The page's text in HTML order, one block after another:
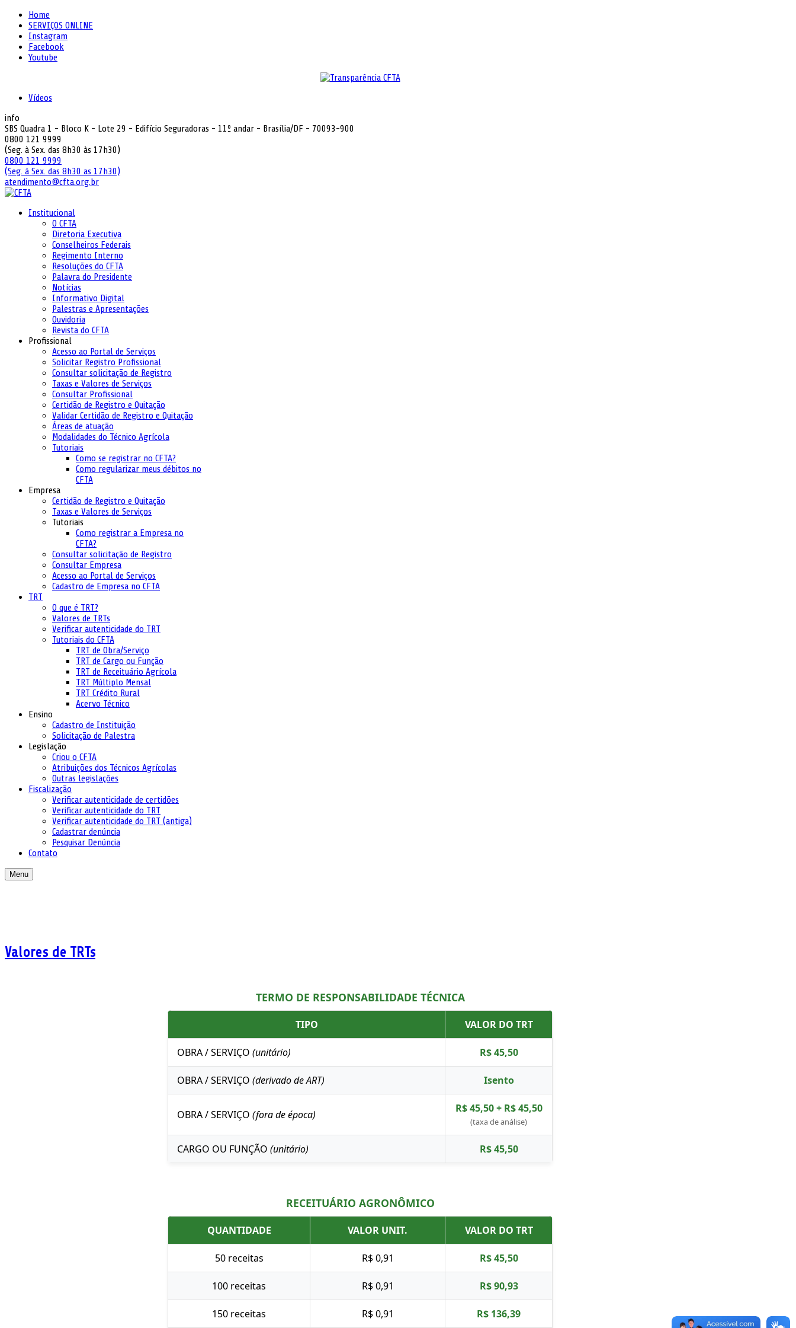
Home
SERVIÇOS ONLINE
Instagram
Facebook
Youtube
Vídeos
info
SBS Quadra 1 - Bloco K - Lote 29 - Edifício Seguradoras - 11º andar - Brasília/DF - 70093-900
0800 121 9999
(Seg. à Sex. das 8h30 às 17h30)
0800 121 9999
(Seg. à Sex. das 8h30 as 17h30)
atendimento@cfta.org.br
Institucional
O CFTA
Diretoria Executiva
Conselheiros Federais
Regimento Interno
Resoluções do CFTA
Palavra do Presidente
Notícias
Informativo Digital
Palestras e Apresentações
Ouvidoria
Revista do CFTA
Profissional
Acesso ao Portal de Serviços
Solicitar Registro Profissional
Consultar solicitação de Registro
Taxas e Valores de Serviços
Consultar Profissional
Certidão de Registro e Quitação
Validar Certidão de Registro e Quitação
Áreas de atuação
Modalidades do Técnico Agrícola
Tutoriais
Como se registrar no CFTA?
Como regularizar meus débitos no
CFTA
Empresa
Certidão de Registro e Quitação
Taxas e Valores de Serviços
Tutoriais
Como registrar a Empresa no
CFTA?
Consultar solicitação de Registro
Consultar Empresa
Acesso ao Portal de Serviços
Cadastro de Empresa no CFTA
TRT
O que é TRT?
Valores de TRTs
Verificar autenticidade do TRT
Tutoriais do CFTA
TRT de Obra/Serviço
TRT de Cargo ou Função
TRT de Receituário Agrícola
TRT Múltiplo Mensal
TRT Crédito Rural
Acervo Técnico
Ensino
Cadastro de Instituição
Solicitação de Palestra
Legislação
Criou o CFTA
Atribuições dos Técnicos Agrícolas
Outras legislações
Fiscalização
Verificar autenticidade de certidões
Verificar autenticidade do TRT
Verificar autenticidade do TRT (antiga)
Cadastrar denúncia
Pesquisar Denúncia
Contato
Menu
Valores de TRTs
TERMO DE RESPONSABILIDADE TÉCNICA
TIPO VALOR DO TRT
OBRA / SERVIÇO (unitário) R$ 45,50
OBRA / SERVIÇO (derivado de ART) Isento
OBRA / SERVIÇO (fora de época) R$ 45,50 + R$ 45,50
(taxa de análise)
CARGO OU FUNÇÃO (unitário) R$ 45,50
RECEITUÁRIO AGRONÔMICO
QUANTIDADE VALOR UNIT. VALOR DO TRT
50 receitas R$ 0,91 R$ 45,50
100 receitas R$ 0,91 R$ 90,93
150 receitas R$ 0,91 R$ 136,39